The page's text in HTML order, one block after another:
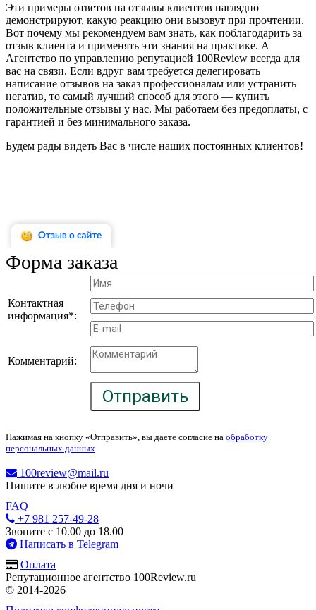
Эти примеры ответов на отзывы клиентов наглядно
демонстрируют, какую реакцию они вызовут при прочтении.
Вот почему мы рекомендуем вам знать, как поблагодарить за
отзыв клиента и применять эти знания на практике. А
Агентство по управлению репутацией 100Review всегда для
вас на связи. Если вдруг вам требуется делегировать
написание отзывов на заказ профессионалам или устранить
негатив, то самый лучший способ для этого — купить
положительные отзывы у нас. Мы работаем без предоплаты, с
гарантией и без минимального заказа.
Будем рады видеть Вас в числе наших постоянных клиентов!
Форма заказа
Контактная
информация*:
Комментарий:
Отправить
Нажимая на кнопку «Отправить», вы даете согласие на обработку
персональных данных
100review@mail.ru
Пишите в любое время дня и ночи
FAQ
+7 981 257-49-28
Звоните с 10.00 до 18.00
Написать в Telegram
Оплата
Репутационное агентство 100Review.ru
© 2014-2026